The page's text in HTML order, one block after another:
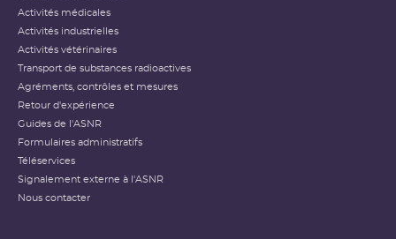
Activités médicales
Activités industrielles
Activités vétérinaires
Transport de substances radioactives
Agréments, contrôles et mesures
Retour d'expérience
Guides de l'ASNR
Formulaires administratifs
Téléservices
Signalement externe à l'ASNR
Nous contacter